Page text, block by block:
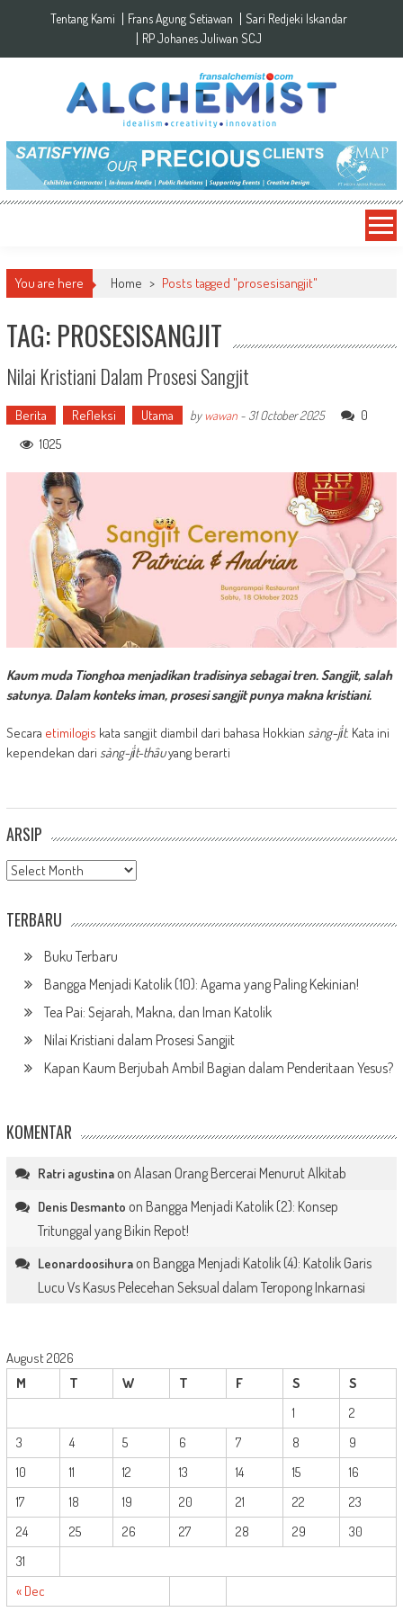
Skip to content
Tentang Kami Frans Agung Setiawan
Sari Redjeki Iskandar
RP Johanes Juliwan SCJ
You are here Home > Posts tagged "prosesisangjit"
TAG: PROSESISANGJIT
Nilai Kristiani Dalam Prosesi Sangjit
Berita Refleksi Utama by wawan- 31 October 2025
0
1025
Kaum muda Tionghoa menjadikan tradisinya sebagai tren. Sangjit, salah
satunya. Dalam konteks iman, prosesi sangjit punya makna kristiani.
Secara etimilogis kata sangjit diambil dari bahasa Hokkian sàng-ji̍t. Kata ini
kependekan dari sàng-ji̍t-thâuyang berarti
ARSIP
Arsip
TERBARU
Buku Terbaru
Bangga Menjadi Katolik (10): Agama yang Paling Kekinian!
Tea Pai: Sejarah, Makna, dan Iman Katolik
Nilai Kristiani dalam Prosesi Sangjit
Kapan Kaum Berjubah Ambil Bagian dalam Penderitaan Yesus?
KOMENTAR
Ratri agustinaon Alasan Orang Bercerai Menurut Alkitab
Denis Desmanto on Bangga Menjadi Katolik (2): Konsep
Tritunggal yang Bikin Repot!
Leonardoosihuraon Bangga Menjadi Katolik (4): Katolik Garis
Lucu Vs Kasus Pelecehan Seksual dalam Teropong Inkarnasi
August 2026
M
T W T F S S
« Dec
1
2
3
4 5 6 7 8
9
10
11 12 13 14 15
16
17
18 19 20 21 22
23
24
25 26 27 28 29
30
31